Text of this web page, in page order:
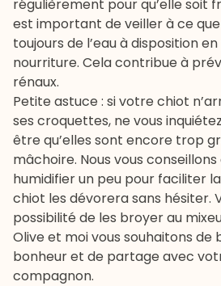
régulièrement pour qu’elle soit
est important de veiller à ce
toujours de l’eau à disposition
nourriture. Cela contribue à
rénaux.
Petite astuce : si votre chiot
ses croquettes, ne vous
être qu’elles sont encore trop
mâchoire. Nous vous
humidifier un peu pour faciliter
chiot les dévorera sans hésiter.
possibilité de les broyer au
Olive et moi vous souhaitons de
bonheur et de partage avec
compagnon.